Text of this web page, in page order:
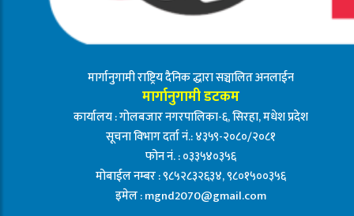
मार्गानुगामी राष्ट्रिय दैनिक द्धारा सञ्चालित अनलाईन
मार्गानुगामी डटकम
कार्यालय : गोलबजार नगरपालिका-६, सिरहा, मधेश प्रदेश
सूचना विभाग दर्ता नं.: ४३५९-२०८०/२०८१
फोन नं. : ०३३५४०३५६
मोबाईल नम्बर : ९८५२८३२६३४, ९८०१५००३५६
इमेल :mgnd2070@gmail.com